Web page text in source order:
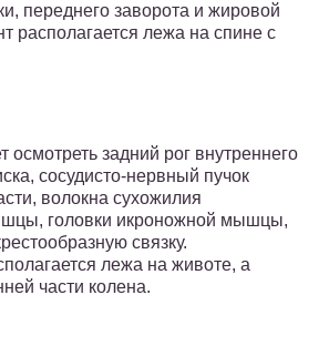
переднего заворота и жировой
располагается лежа на спине с
осмотреть задний рог внутреннего
сосудисто-нервный пучок
волокна сухожилия
головки икроножной мышцы,
связку.
лежа на животе, а
части колена.